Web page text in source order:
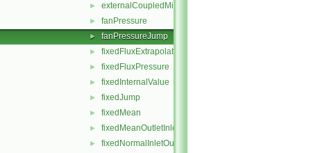
► externalCoupledMixed
► fanPressure
► fanPressureJump
► fixedFluxExtrapolatedPressure
► fixedFluxPressure
► fixedInternalValue
► fixedJump
► fixedMean
► fixedMeanOutletInlet
► fixedNormalInletOutletVelocity